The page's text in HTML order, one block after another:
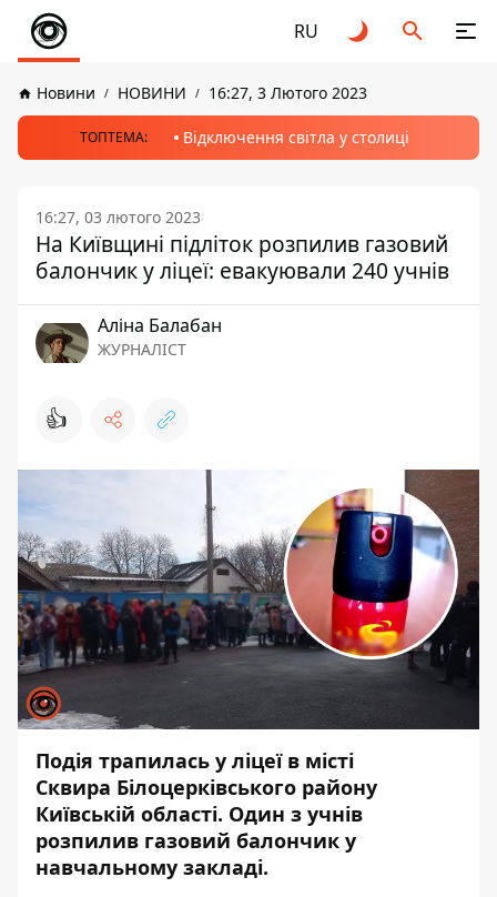
RU
Новини НОВИНИ 16:27, 3 Лютого 2023
ТОПТЕМА: Відключення світла у столиці
16:27, 03 лютого 2023
На Київщині підліток розпилив газовий
балончик у ліцеї: евакуювали 240 учнів
Аліна Балабан
ЖУРНАЛІСТ
👍
Подія трапилась у ліцеї в місті
Сквира Білоцерківського району
Київській області. Один з учнів
розпилив газовий балончик у
навчальному закладі.